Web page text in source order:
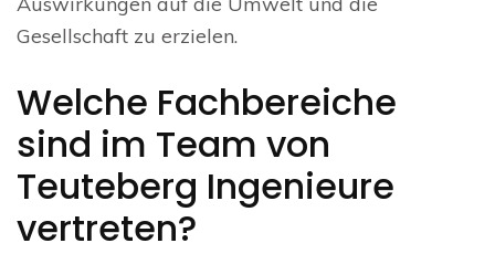
Gesellschaft zu erzielen.
Welche Fachbereiche
sind im Team von
Teuteberg Ingenieure
vertreten?